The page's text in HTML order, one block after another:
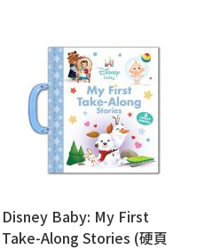
Disney Baby: My First
Take-Along Stories (硬頁